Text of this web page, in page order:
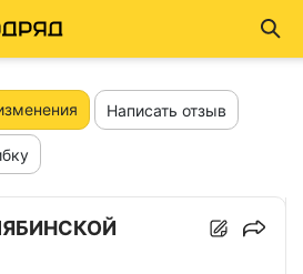
Написать отзыв